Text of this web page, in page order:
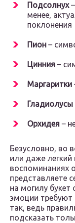
Подсолнух
менее,
поклонения
Пион –
Цинния –
Маргаритки
Гладиолусы
Орхидея –
Безусловно, во
или даже
воспоминаниях
представляете
на могилу букет
эмоции требуют
так, ведь
подсказать